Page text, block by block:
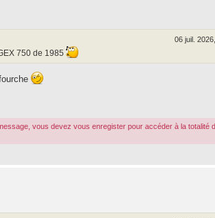
06 juil.
750 de 1985
vous devez vous enregister pour accéder à la totalité